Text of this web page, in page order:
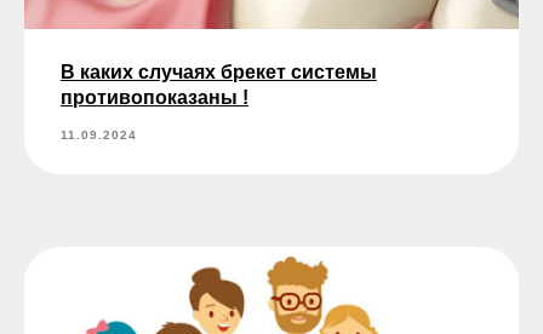
В каких случаях брекет системы
противопоказаны !
11.09.2024